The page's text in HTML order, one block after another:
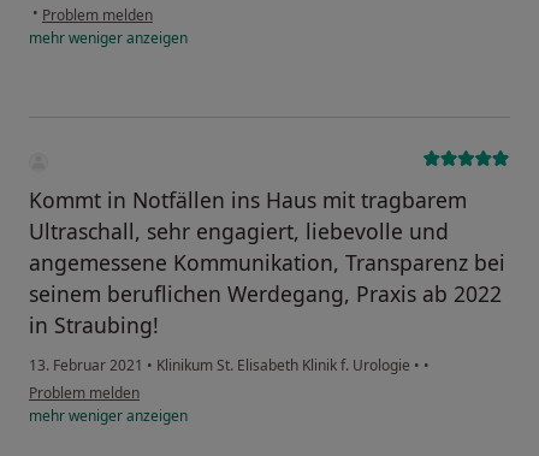
• Problem melden
mehrwenigeranzeigen
Kommt in Notfällen ins Haus mit tragbarem
Ultraschall, sehr engagiert, liebevolle und
angemessene Kommunikation, Transparenz bei
seinem beruflichen Werdegang, Praxis ab 2022
in Straubing!
13. Februar 2021 • Klinikum St. Elisabeth Klinik f. Urologie • •
Problem melden
mehrwenigeranzeigen